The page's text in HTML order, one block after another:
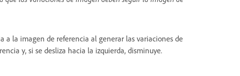
a la imagen de referencia al generar las variaciones de
y, si se desliza hacia la izquierda, disminuye.